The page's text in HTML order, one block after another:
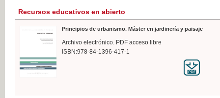
Recursos educativos en abierto
Principios de urbanismo. Máster en jardinería y paisaje
Archivo electrónico. PDF acceso libre
ISBN:978-84-1396-417-1